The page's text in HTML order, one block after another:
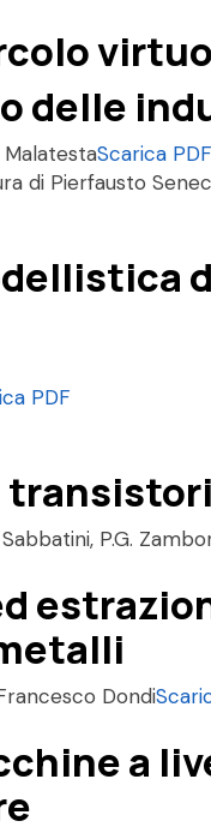
delle
Scarica PDF
di Pierfausto
PDF
P.G.
Dondi
a